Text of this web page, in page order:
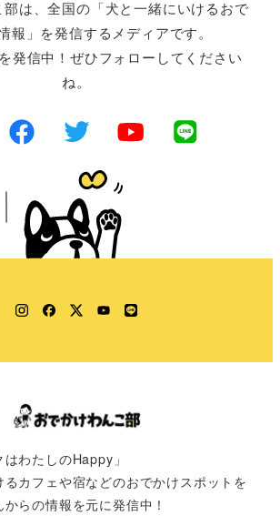
部は、全国の「犬と一緒にいけるおで
報」を発信するメディアです。
発信中！ぜひフォローしてください
ね。
Instagram
Facebook
TwitterYouTube
LINE
はわたしのHappy」
カフェや宿などのおでかけスポットを
らの情報を元に発信中！